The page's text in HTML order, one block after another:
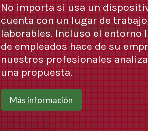
No importa si usa un
cuenta con un lugar de
laborables. Incluso el entorno
de empleados hace de su
nuestros profesionales
una propuesta.
Más información